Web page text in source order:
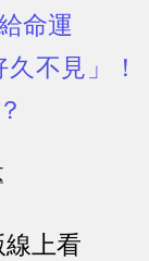
命運
不見」！
上看